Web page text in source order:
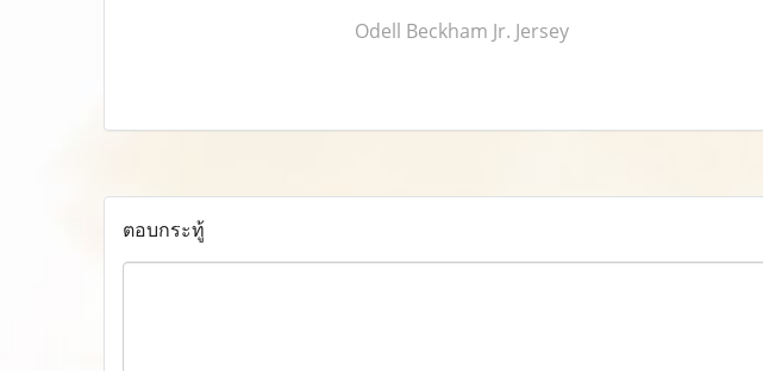
Odell Beckham Jr. Jersey
ตอบกระทู้